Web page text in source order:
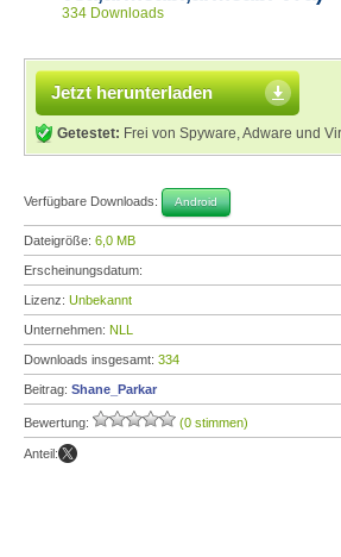
334 Downloads
Jetzt herunterladen
Getestet: Frei von Spyware, Adware und
Verfügbare Downloads: Android
Dateigröße: 6,0 MB
Erscheinungsdatum:
Lizenz: Unbekannt
Unternehmen: NLL
Downloads insgesamt: 334
Beitrag: Shane_Parkar
Bewertung: (0 stimmen)
Anteil: